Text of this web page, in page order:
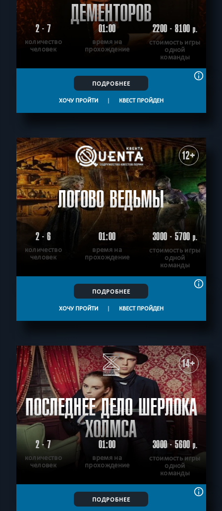
ДЕМЕНТОРОВ
2 - 7
количество
человек
01:00
время на
прохождение
2200 - 8100р.
стоимость игры
одной
команды
ПОДРОБНЕЕ
ХОЧУ ПРОЙТИ | КВЕСТ ПРОЙДЕН
12+
ЛОГОВО ВЕДЬМЫ
2 - 6
количество
человек
01:00
время на
прохождение
3000 - 5700р.
стоимость игры
одной
команды
ПОДРОБНЕЕ
ХОЧУ ПРОЙТИ | КВЕСТ ПРОЙДЕН
14+
ПОСЛЕДНЕЕ ДЕЛО ШЕРЛОКА
ХОЛМСА
2 - 7
количество
человек
01:00
время на
прохождение
3000 - 5600р.
стоимость игры
одной
команды
ПОДРОБНЕЕ